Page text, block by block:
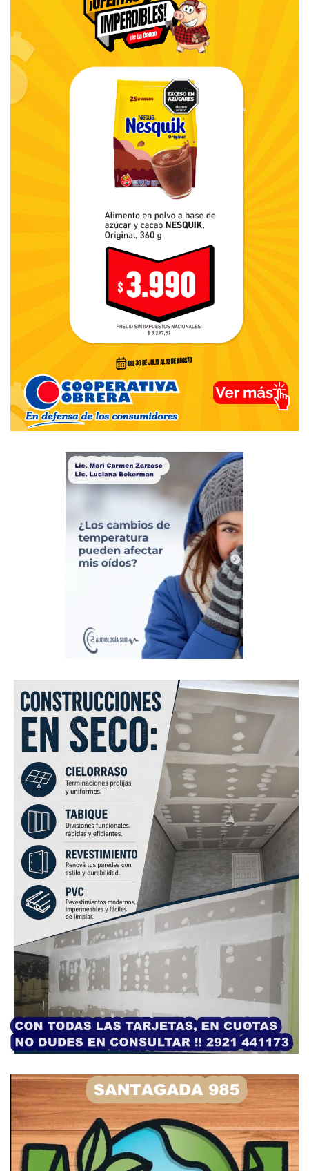
de los bomberos siempre voluntarios en temporada alta.
Ése era el sonido que se imponía en la escena que se
penetraba por nuestros oídos. Pero el otro, era todavía
mucho más cercano, igual de cotidiano y nostálgico en
cualquier pueblo. Más allá del ruido etéreo en simultáneo
con el otro sonido alborotado, me atrevo a decir que no
solamente se trataba de un sonido si no más bien de un
lenguaje. El sonido de las campanas es como un lenguaje
de sentimientos, una forma de comunicar a la Iglesia como
institución con la comunidad…)
– Nobleza obliga… Esta nota saldrá en el segmento
deportivo del semanario y más allá de que me resulta
entretenida la posibilidad de continuar el diálogo sobre los
ritos que giran en torno al mate, las diferentes marcas de
yerba… con naranja, limón o jengibre… sobre el
periodismo y el periodista… el lector espera lo que piensa
el capitán de Independiente acerca del mismísimo
Independiente, en relación con el respeto ganado dentro
de la liga dorreguense… de la hegemonía de títulos de los
equipos de Monte Hermoso y además, tu visión sobre el
fútbol a nivel general…
– Espero que el lector no se canse de leer, je… Pero
responderé exactamente a la inversa de como lo
misma. Uno puede ganar… Uno puede perder… Yo no soy
de esos tipos que tienen que ganar a cuesta de todo. Uno
debe mantener ciertos valores y más aún, cuando se trata
de una liga amateur como la nuestra… ¿Si me gané el
respeto del ámbito liguista…? Voy más allá de eso… Yo
estoy en una etapa que me encuentra con treinta años y
hoy en el fútbol te enfrentás con pibes de diecisiete o
dieciocho años que corren, corren y nunca se cansan de
correr… Quizás, me conozcan de nombre pero el fútbol va
cambiando. Lo que puedo decir es que yo soy muy
exigente conmigo mismo ya qué no me gustaría que uno
de esos pibes me termine arrastrando dentro de la cancha
Pablo…”; aunque trabajo para que no ocurra. Veo a
jugadores de mi época a los que les cuesta más y es
lógico… Los años pasan para todos. Tal vez hoy, uno gane
experiencia, tranquilidad, ubicación… pero el fútbol hoy es
más físico que cualquier otra cosa. Es por este motivo que
no me alimento de haberme ganado un respeto…
– ¿Coincidís en qué la buena organización que tienen los
dos equipos de Monte Hermoso, Atlético y Suteryh, es una
clave de la hegemonía de títulos que cosecharon ambos
clubes en los últimos cuatro años…?
– Está más que claro que ambas escuadras persiguen una
idea. Las dos instituciones adoptaron una forma de trabajo
que sumadas al apoyo otorgado, se organizan de muy
buena forma. Ellos toman decisiones que después les
salen bien… ya sea al dar en la tecla con los técnicos… o
con los refuerzos. Atlético, para lograr el bicampeonato,
pasó de tener a Martín Carrillo al “Pescado” Iribarren en la
conducción técnica y el objetivo de ganar el campeonato lo
logró pese al cambio. En Suteryh, “Tato” Grifol le dio una
identidad importante y logró que los refuerzos se
quedaran a entrenar todos los días, se afiancen dentro del
en algo estamos fallando, ya sean detalles o no… Un orden
hay que establecer…
– ¿Qué saldo le dejó el año pasado a Independiente…?
¿Qué expectativas tenés depositadas para el 2018…?
– A nosotros nos salieron las cosas como lo quería